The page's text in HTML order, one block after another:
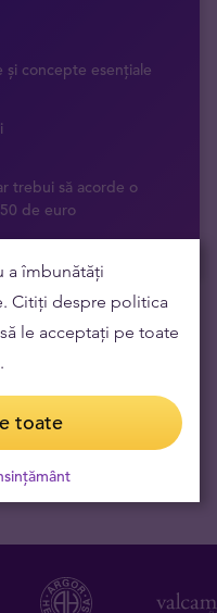
și concepte esențiale
trebui să acorde o
de euro
a îmbunătăți
Citiți despre politica
le acceptați pe toate
toate